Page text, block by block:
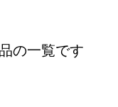
の一覧です